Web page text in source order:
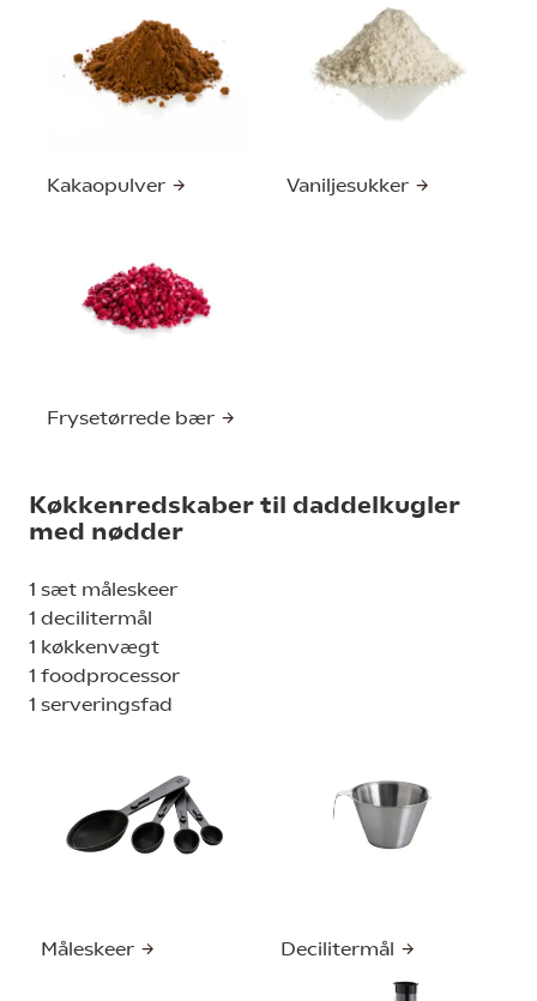
Kakaopulver Vaniljesukker
Frysetørrede bær
Køkkenredskaber til daddelkugler
med nødder
1 sæt måleskeer
1 decilitermål
1 køkkenvægt
1 foodprocessor
1 serveringsfad
Måleskeer Decilitermål